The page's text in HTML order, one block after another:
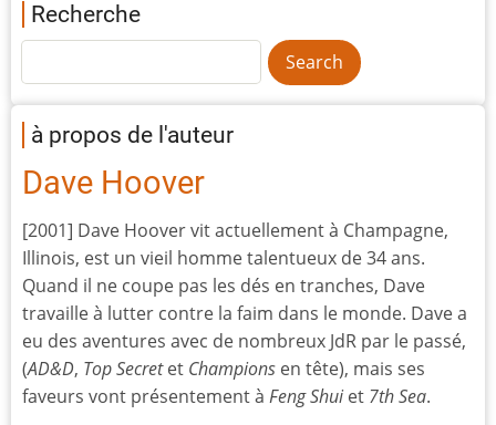
Recherche
à propos de l'auteur
Dave Hoover
[2001] Dave Hoover vit actuellement à Champagne,
Illinois, est un vieil homme talentueux de 34 ans.
Quand il ne coupe pas les dés en tranches, Dave
travaille à lutter contre la faim dans le monde. Dave a
eu des aventures avec de nombreux JdR par le passé,
(AD&D, Top Secretet Champions en tête), mais ses
faveurs vont présentement à Feng Shuiet 7th Sea.